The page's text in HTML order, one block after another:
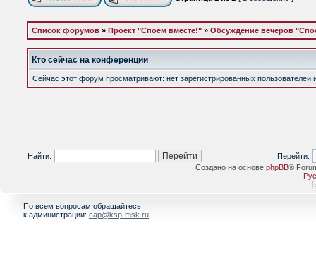
Список форумов » Проект "Споем вместе!" » Обсуждение вечеров
Кто сейчас на конференции
Сейчас этот форум просматривают: нет зарегистрированных пользователей
Найти:
Перейти:
Создано на основе phpBB®
[
По всем вопросам обращайтесь
к администрации: cap@ksp-msk.ru